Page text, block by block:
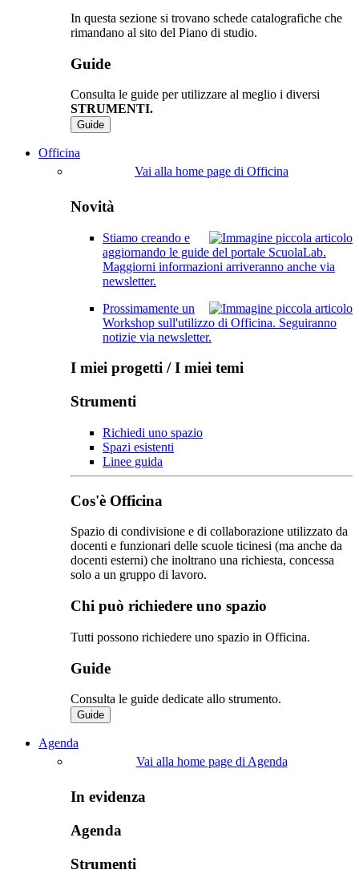
In questa sezione si trovano schede catalografiche che
rimandano al sito del Piano di studio.
Guide
Consulta le guide per utilizzare al meglio i diversi
STRUMENTI.
Guide
Officina
Vai alla home page di Officina
Novità
Stiamo creando e
aggiornando le guide del portale ScuolaLab.
Maggiorni informazioni arriveranno anche via
newsletter.
Prossimamente un
Workshop sull'utilizzo di Officina. Seguiranno
notizie via newsletter.
I miei progetti / I miei temi
Strumenti
Richiedi uno spazio
Spazi esistenti
Linee guida
Cos'è Officina
Spazio di condivisione e di collaborazione utilizzato da
docenti e funzionari delle scuole ticinesi (ma anche da
docenti esterni) che inoltrano una richiesta, concessa
solo a un gruppo di lavoro.​
Chi può richiedere uno spazio
Tutti possono richiedere uno spazio in Officina.
Guide
Consulta le guide dedicate allo strumento.
Guide
Agenda
Vai alla home page di Agenda
In evidenza
Agenda
Strumenti